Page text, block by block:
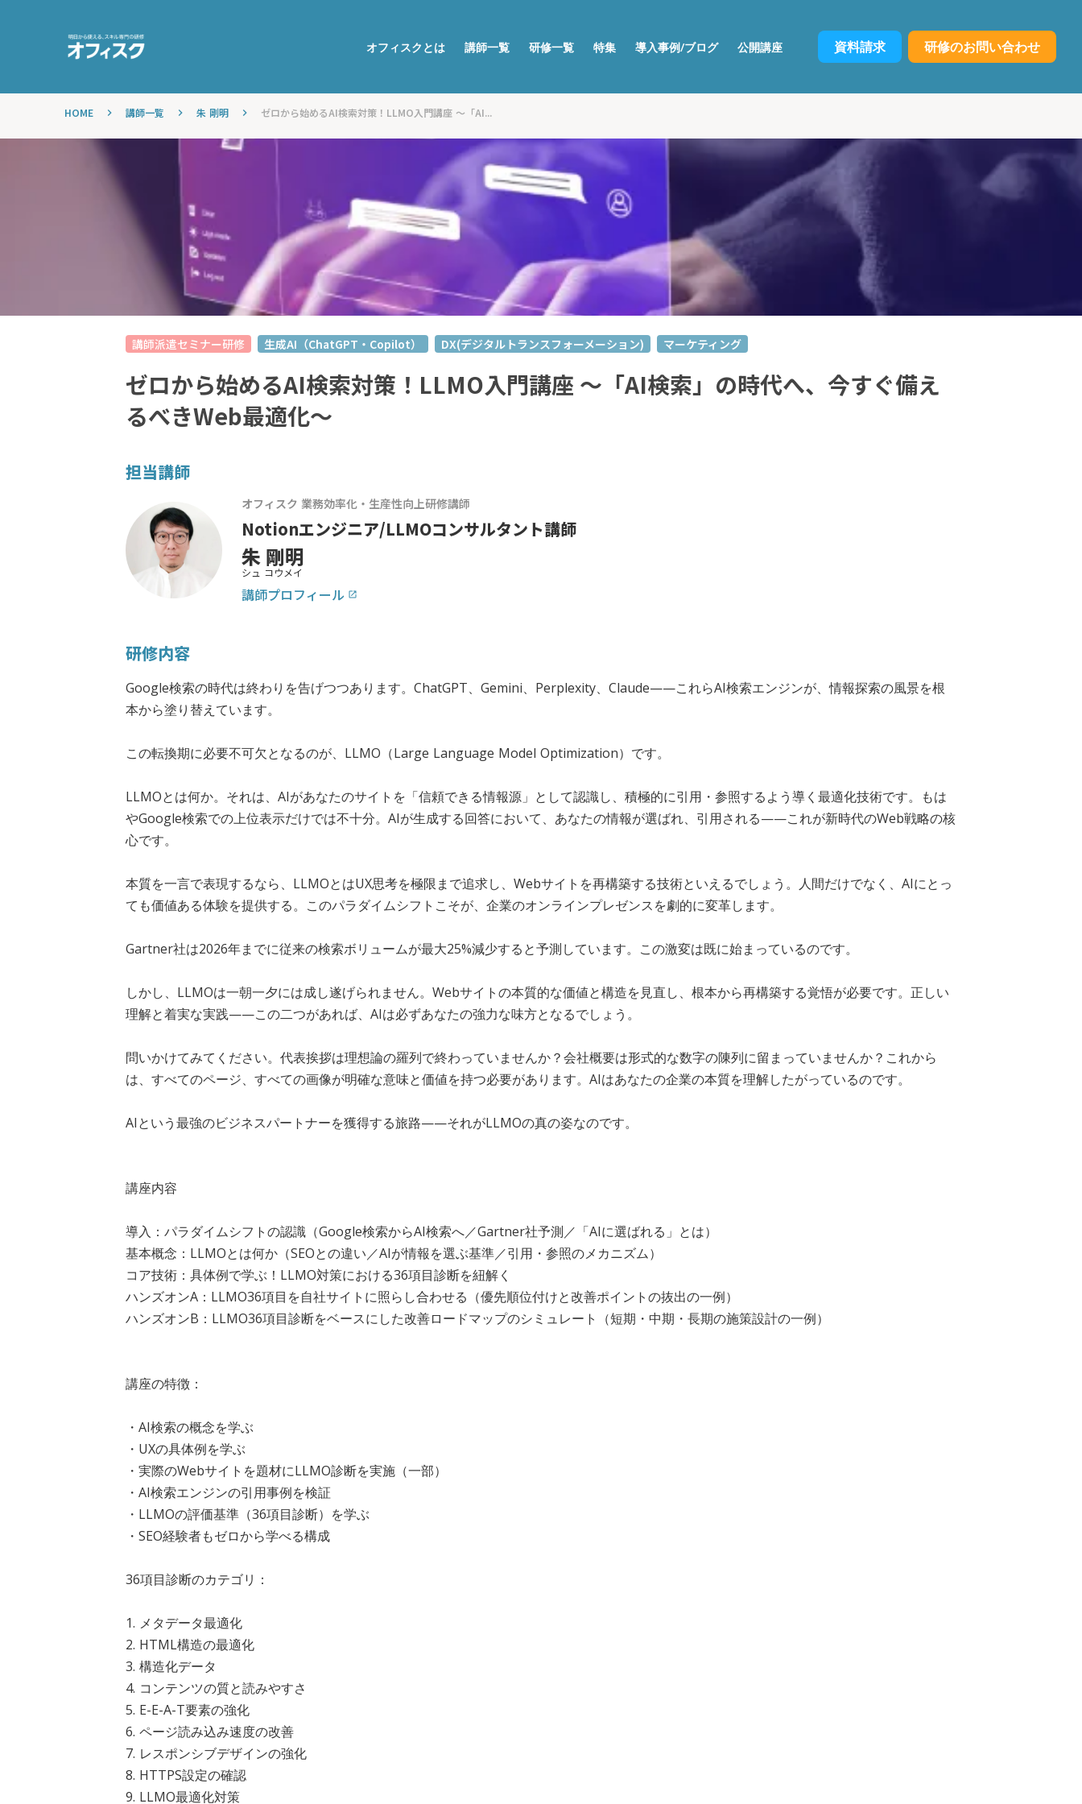
HOME keyboard_arrow_right 講師一覧 keyboard_arrow_right 朱 剛明 keyboard_arrow_right ゼロから始めるAI検索対策！LLMO入門講座 〜「AI...
講師派遣セミナー研修 生成AI（ChatGPT・Copilot） DX(デジタルトランスフォーメーション) マーケティング
ゼロから始めるAI検索対策！LLMO入門講座 〜「AI検索」の時代へ、今すぐ備え
るべきWeb最適化〜
担当講師
オフィスク 業務効率化・生産性向上研修講師
Notionエンジニア/LLMOコンサルタント講師
朱 剛明
シュ コウメイ
講師プロフィール launch
研修内容
Google検索の時代は終わりを告げつつあります。ChatGPT、Gemini、Perplexity、Claude——これらAI検索エンジンが、情報探索の風景を根
本から塗り替えています。
この転換期に必要不可欠となるのが、LLMO（Large Language Model Optimization）です。
LLMOとは何か。それは、AIがあなたのサイトを「信頼できる情報源」として認識し、積極的に引用・参照するよう導く最適化技術です。もは
やGoogle検索での上位表示だけでは不十分。AIが生成する回答において、あなたの情報が選ばれ、引用される——これが新時代のWeb戦略の核
心です。
本質を一言で表現するなら、LLMOとはUX思考を極限まで追求し、Webサイトを再構築する技術といえるでしょう。人間だけでなく、AIにとっ
ても価値ある体験を提供する。このパラダイムシフトこそが、企業のオンラインプレゼンスを劇的に変革します。
Gartner社は2026年までに従来の検索ボリュームが最大25%減少すると予測しています。この激変は既に始まっているのです。
しかし、LLMOは一朝一夕には成し遂げられません。Webサイトの本質的な価値と構造を見直し、根本から再構築する覚悟が必要です。正しい
理解と着実な実践——この二つがあれば、AIは必ずあなたの強力な味方となるでしょう。
問いかけてみてください。代表挨拶は理想論の羅列で終わっていませんか？会社概要は形式的な数字の陳列に留まっていませんか？これから
は、すべてのページ、すべての画像が明確な意味と価値を持つ必要があります。AIはあなたの企業の本質を理解したがっているのです。
AIという最強のビジネスパートナーを獲得する旅路——それがLLMOの真の姿なのです。
講座内容
導入：パラダイムシフトの認識（Google検索からAI検索へ／Gartner社予測／「AIに選ばれる」とは）
基本概念：LLMOとは何か（SEOとの違い／AIが情報を選ぶ基準／引用・参照のメカニズム）
コア技術：具体例で学ぶ！LLMO対策における36項目診断を紐解く
ハンズオンA：LLMO36項目を自社サイトに照らし合わせる（優先順位付けと改善ポイントの抜出の一例）
ハンズオンB：LLMO36項目診断をベースにした改善ロードマップのシミュレート（短期・中期・長期の施策設計の一例）
講座の特徴：
・AI検索の概念を学ぶ
・UXの具体例を学ぶ
・実際のWebサイトを題材にLLMO診断を実施（一部）
・AI検索エンジンの引用事例を検証
・LLMOの評価基準（36項目診断）を学ぶ
・SEO経験者もゼロから学べる構成
36項目診断のカテゴリ：
1. メタデータ最適化
2. HTML構造の最適化
3. 構造化データ
4. コンテンツの質と読みやすさ
5. E-E-A-T要素の強化
6. ページ読み込み速度の改善
7. レスポンシブデザインの強化
8. HTTPS設定の確認
9. LLMO最適化対策
オフィスクとは 講師一覧 研修一覧 特集 導入事例/ブログ 公開講座 資料請求 研修のお問い合わせ